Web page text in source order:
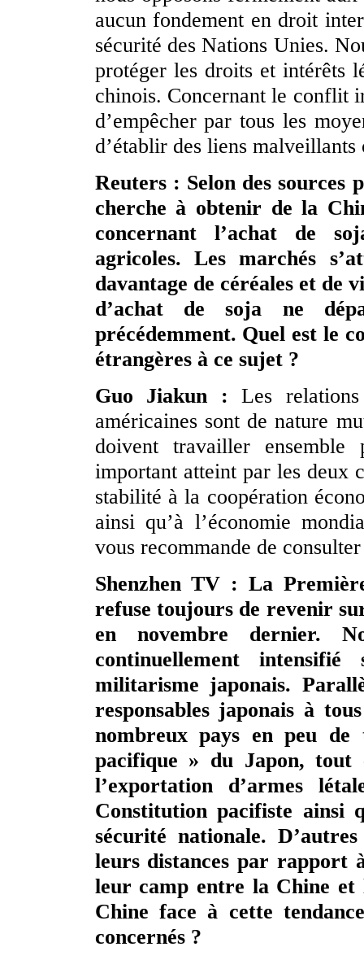
aucun fondement en droit
sécurité des Nations Unies.
protéger les droits et intérêts
chinois. Concernant le conflit
d’empêcher par tous les
d’établir des liens
Reuters : Selon des sources
cherche à obtenir de la
concernant l’achat de
agricoles. Les marchés
davantage de céréales et de
d’achat de soja ne
précédemment. Quel est le
étrangères à ce sujet ?
Guo Jiakun :Les
américaines sont de nature
doivent travailler
important atteint par les deux
stabilité à la coopération
ainsi qu’à l’économie
vous recommande de
Shenzhen TV : La
refuse toujours de revenir
en novembre dernier.
continuellement
militarisme japonais.
responsables japonais à
nombreux pays en peu
pacifique » du Japon, tout
l’exportation d’armes
Constitution pacifiste ainsi
sécurité nationale.
leurs distances par rapport
leur camp entre la Chine et
Chine face à cette
concernés ?